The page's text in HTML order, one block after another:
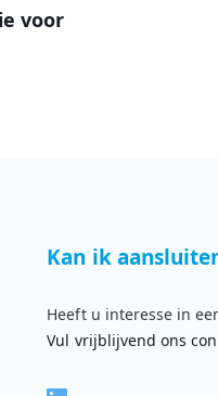
voor
Kan ik
Heeft u interesse in
Vul vrijblijvend ons